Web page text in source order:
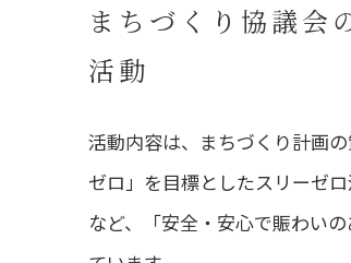
まちづくり協議会
活動
活動内容は、まちづくり計画
ゼロ」を目標としたスリーゼ
など、「安全・安心で賑わい